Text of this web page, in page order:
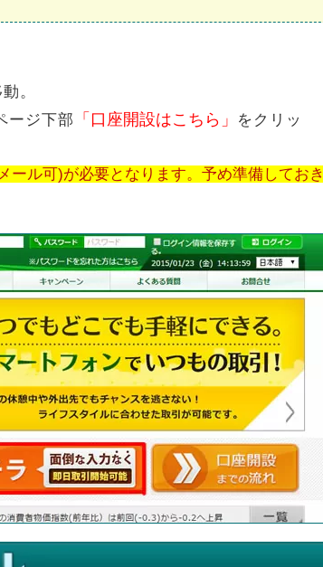
。
ージ下部
「口座開設はこちら」
をクリッ
ル可)が必要となります。予め準備しておき